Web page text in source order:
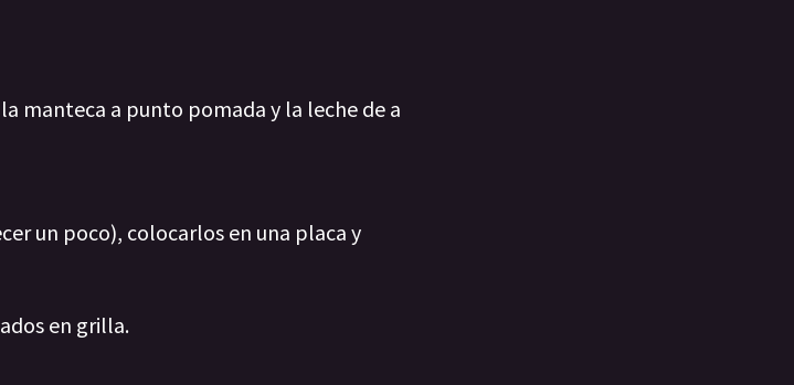
manteca a punto pomada y la leche de a
un poco), colocarlos en una placa y
en grilla.